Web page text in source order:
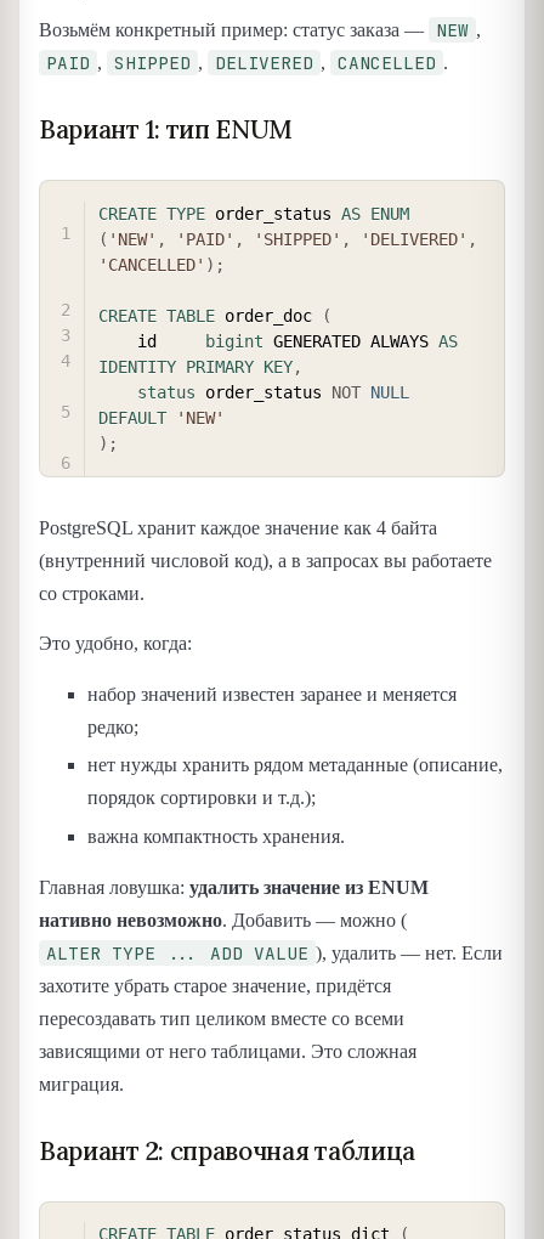
Возьмём конкретный пример: статус заказа — NEW ,
PAID , SHIPPED , DELIVERED , CANCELLED .
Вариант 1: тип ENUM
CREATE TYPE order_status AS ENUM
( 'NEW' , 'PAID' , 'SHIPPED' , 'DELIVERED' ,
'CANCELLED' ) ;
CREATE TABLE order_doc
(
    id
bigint GENERATED ALWAYS AS
IDENTITY PRIMARY KEY,
status order_status NOT NULL
DEFAULT
'NEW'
) ;
PostgreSQL хранит каждое значение как 4 байта
(внутренний числовой код), а в запросах вы работаете
со строками.
Это удобно, когда:
набор значений известен заранее и меняется
редко;
нет нужды хранить рядом метаданные (описание,
порядок сортировки и т.д.);
важна компактность хранения.
Главная ловушка: удалить значение из ENUM
нативно невозможно. Добавить — можно (
ALTER TYPE ... ADD VALUE ), удалить — нет. Если
захотите убрать старое значение, придётся
пересоздавать тип целиком вместе со всеми
зависящими от него таблицами. Это сложная
миграция.
Вариант 2: справочная таблица
CREATE TABLE order_status_dict (